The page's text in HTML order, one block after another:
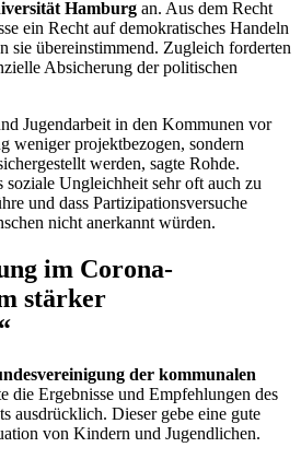
Hamburg an. Aus dem Recht
ein Recht auf demokratisches Handeln
sie übereinstimmend. Zugleich forderten
Absicherung der politischen
Jugendarbeit in den Kommunen vor
weniger projektbezogen, sondern
werden, sagte Rohde.
soziale Ungleichheit sehr oft auch zu
und dass Partizipationsversuche
nicht anerkannt würden.
im Corona-
stärker
der kommunalen
die Ergebnisse und Empfehlungen des
ausdrücklich. Dieser gebe eine gute
von Kindern und Jugendlichen.